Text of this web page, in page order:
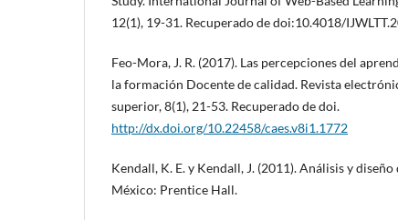
12(1), 19-31. Recuperado de doi:10.4018/
Feo-Mora, J. R. (2017). Las percepciones del
la formación Docente de calidad. Revista
superior, 8(1), 21-53. Recuperado de doi.
http://dx.doi.org/10.22458/caes.v8i1.1772
Kendall, K. E. y Kendall, J. (2011). Análisis y
México: Prentice Hall.